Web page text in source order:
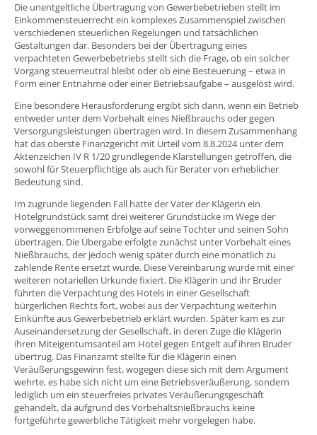
Die unentgeltliche Übertragung von Gewerbebetrieben stellt im
Einkommensteuerrecht ein komplexes Zusammenspiel zwischen
verschiedenen steuerlichen Regelungen und tatsächlichen
Gestaltungen dar. Besonders bei der Übertragung eines
verpachteten Gewerbebetriebs stellt sich die Frage, ob ein solcher
Vorgang steuerneutral bleibt oder ob eine Besteuerung – etwa in
Form einer Entnahme oder einer Betriebsaufgabe – ausgelöst wird.
Eine besondere Herausforderung ergibt sich dann, wenn ein Betrieb
entweder unter dem Vorbehalt eines Nießbrauchs oder gegen
Versorgungsleistungen übertragen wird. In diesem Zusammenhang
hat das oberste Finanzgericht mit Urteil vom 8.8.2024 unter dem
Aktenzeichen IV R 1/20 grundlegende Klarstellungen getroffen, die
sowohl für Steuerpflichtige als auch für Berater von erheblicher
Bedeutung sind.
Im zugrunde liegenden Fall hatte der Vater der Klägerin ein
Hotelgrundstück samt drei weiterer Grundstücke im Wege der
vorweggenommenen Erbfolge auf seine Tochter und seinen Sohn
übertragen. Die Übergabe erfolgte zunächst unter Vorbehalt eines
Nießbrauchs, der jedoch wenig später durch eine monatlich zu
zahlende Rente ersetzt wurde. Diese Vereinbarung wurde mit einer
weiteren notariellen Urkunde fixiert. Die Klägerin und ihr Bruder
führten die Verpachtung des Hotels in einer Gesellschaft
bürgerlichen Rechts fort, wobei aus der Verpachtung weiterhin
Einkünfte aus Gewerbebetrieb erklärt wurden. Später kam es zur
Auseinandersetzung der Gesellschaft, in deren Zuge die Klägerin
ihren Miteigentumsanteil am Hotel gegen Entgelt auf ihren Bruder
übertrug. Das Finanzamt stellte für die Klägerin einen
Veräußerungsgewinn fest, wogegen diese sich mit dem Argument
wehrte, es habe sich nicht um eine Betriebsveräußerung, sondern
lediglich um ein steuerfreies privates Veräußerungsgeschäft
gehandelt, da aufgrund des Vorbehaltsnießbrauchs keine
fortgeführte gewerbliche Tätigkeit mehr vorgelegen habe.